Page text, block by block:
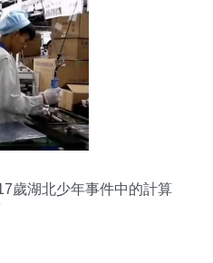
歲湖北少年事件中的計算